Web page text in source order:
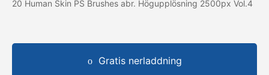
20 Human Skin PS Brushes abr. Högupplösning 2500px Vol.4
Gratis nerladdning